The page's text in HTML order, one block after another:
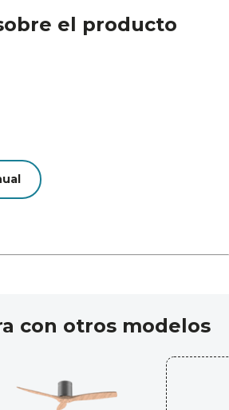
el producto
con otros modelos